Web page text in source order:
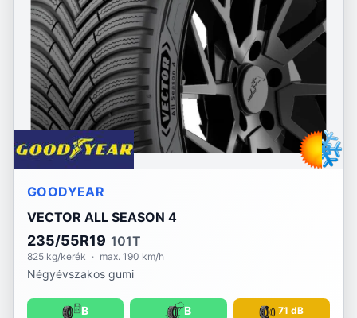
GOODYEAR
VECTOR ALL SEASON 4
235/55R19 101T
825 kg/kerék · max. 190 km/h
Négyévszakos gumi
B B 71 dB